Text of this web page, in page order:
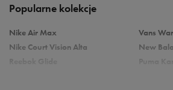
Popularne kolekcje
Nike Air Max
Nike Court Vision Alta
Vans
New